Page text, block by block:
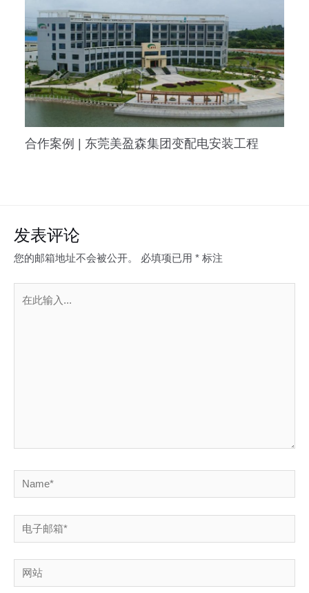
合作案例 | 东莞美盈森集团变配电安装工程
发表评论
您的邮箱地址不会被公开。 必填项已用 * 标注
Name*
电
子
邮
箱
网
站